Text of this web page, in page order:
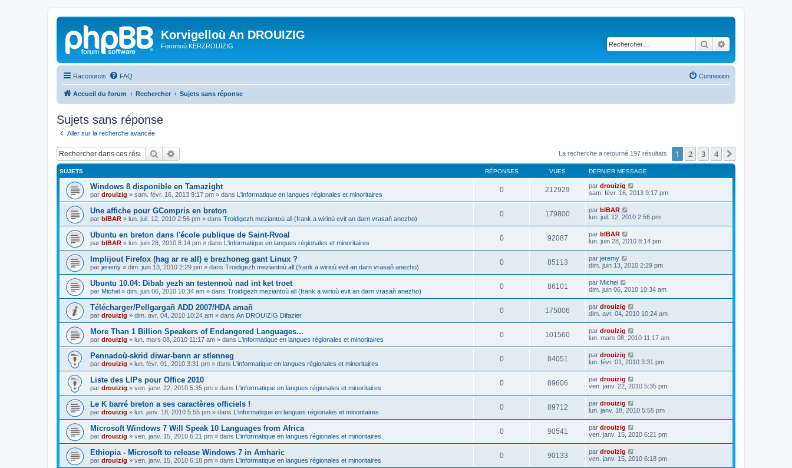
Korvigelloù An DROUIZIG
Foromoù KERZROUIZIG Rechercher
Raccourcis FAQ Connexion
Accueil du forum Rechercher Sujets sans réponse
Sujets sans réponse
Aller sur la recherche avancée
Rechercher La recherche a retourné 197 résultats 1 2 3 4
SUJETS RÉPONSES VUES DERNIER MESSAGE
Windows 8 disponible en Tamazight
par drouizig » sam. févr. 16, 2013 9:17 pm » dans L'informatique en langues régionales et minoritaires
0 212929 par drouizig
sam. févr. 16, 2013 9:17 pm
Une affiche pour GCompris en breton
par bIBAR » lun. juil. 12, 2010 2:56 pm » dans Troidigezh meziantoù all (frank a wirioù evit an darn vrasañ anezho)
0 179800 par bIBAR
lun. juil. 12, 2010 2:56 pm
Ubuntu en breton dans l'école publique de Saint-Rvoal
par bIBAR » lun. juin 28, 2010 8:14 pm » dans L'informatique en langues régionales et minoritaires
0 92087 par bIBAR
lun. juin 28, 2010 8:14 pm
Implijout Firefox (hag ar re all) e brezhoneg gant Linux ?
par jeremy » dim. juin 13, 2010 2:29 pm » dans Troidigezh meziantoù all (frank a wirioù evit an darn vrasañ anezho)
0 85113 par jeremy
dim. juin 13, 2010 2:29 pm
Ubuntu 10.04: Dibab yezh an testennoù nad int ket troet
par Michel » dim. juin 06, 2010 10:34 am » dans Troidigezh meziantoù all (frank a wirioù evit an darn vrasañ anezho)
0 86101 par Michel
dim. juin 06, 2010 10:34 am
Télécharger/Pellgargañ ADD 2007/HDA amañ
par drouizig » dim. avr. 04, 2010 10:24 am » dans An DROUIZIG Difazier
0 175006 par drouizig
dim. avr. 04, 2010 10:24 am
More Than 1 Billion Speakers of Endangered Languages...
par drouizig » lun. mars 08, 2010 11:17 am » dans L'informatique en langues régionales et minoritaires
0 101560 par drouizig
lun. mars 08, 2010 11:17 am
Pennadoù-skrid diwar-benn ar stlenneg
par drouizig » lun. févr. 01, 2010 3:31 pm » dans L'informatique en langues régionales et minoritaires
0 84051 par drouizig
lun. févr. 01, 2010 3:31 pm
Liste des LIPs pour Office 2010
par drouizig » ven. janv. 22, 2010 5:35 pm » dans L'informatique en langues régionales et minoritaires
0 89606 par drouizig
ven. janv. 22, 2010 5:35 pm
Le K barré breton a ses caractères officiels !
par drouizig » lun. janv. 18, 2010 5:55 pm » dans L'informatique en langues régionales et minoritaires
0 89712 par drouizig
lun. janv. 18, 2010 5:55 pm
Microsoft Windows 7 Will Speak 10 Languages from Africa
par drouizig » ven. janv. 15, 2010 6:21 pm » dans L'informatique en langues régionales et minoritaires
0 90541 par drouizig
ven. janv. 15, 2010 6:21 pm
Ethiopia - Microsoft to release Windows 7 in Amharic
par drouizig » ven. janv. 15, 2010 6:18 pm » dans L'informatique en langues régionales et minoritaires
0 90133 par drouizig
ven. janv. 15, 2010 6:18 pm